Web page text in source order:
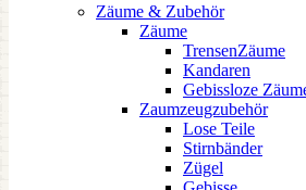
Zäume & Zubehör
Zäume
TrensenZäume
Kandaren
Gebissloze
Zaumzeugzubehör
Lose Teile
Stirnbänder
Zügel